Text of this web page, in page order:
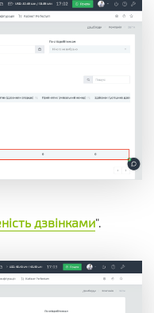
дзвінками".